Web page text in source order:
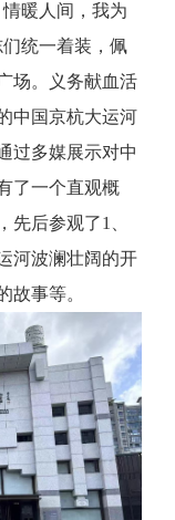
暖人间，我为
统一着装，佩
场。义务献血活
中国京杭大运河
过多媒展示对中
了一个直观概
先后参观了1
河波澜壮阔的开
故事等。